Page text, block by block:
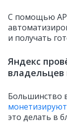
С помощью
и получать
Яндекс
владельцев
Большинство
монетизируют
это делать в